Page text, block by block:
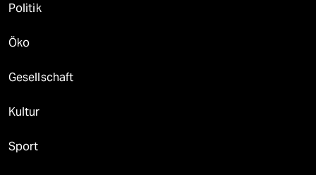
Politik
Öko
Gesellschaft
Kultur
Sport